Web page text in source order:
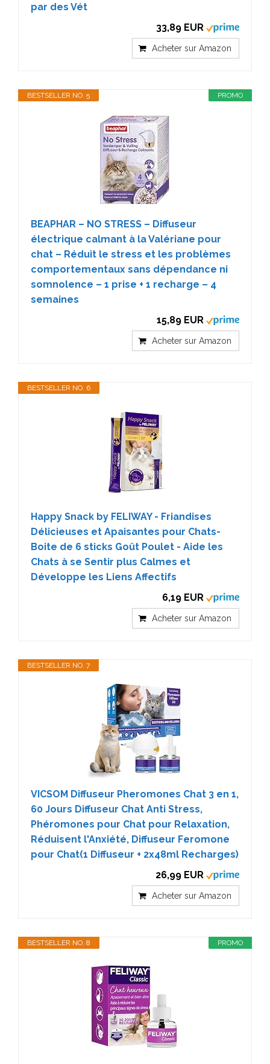
par des Vét
33,89 EUR
Acheter sur Amazon
PROMO
BESTSELLER NO. 5
BEAPHAR – NO STRESS – Diffuseur
électrique calmant à la Valériane pour
chat – Réduit le stress et les problèmes
comportementaux sans dépendance ni
somnolence – 1 prise + 1 recharge – 4
semaines
15,89 EUR
Acheter sur Amazon
BESTSELLER NO. 6
Happy Snack by FELIWAY - Friandises
Délicieuses et Apaisantes pour Chats-
Boite de 6 sticks Goût Poulet - Aide les
Chats à se Sentir plus Calmes et
Développe les Liens Affectifs
6,19 EUR
Acheter sur Amazon
BESTSELLER NO. 7
VICSOM Diffuseur Pheromones Chat 3 en 1,
60 Jours Diffuseur Chat Anti Stress,
Phéromones pour Chat pour Relaxation,
Réduisent l'Anxiété, Diffuseur Feromone
pour Chat(1 Diffuseur + 2x48ml Recharges)
26,99 EUR
Acheter sur Amazon
PROMO
BESTSELLER NO. 8